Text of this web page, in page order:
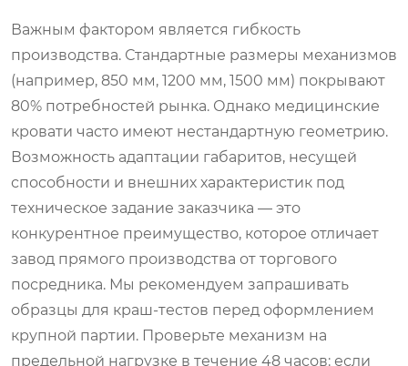
Важным фактором является гибкость
производства. Стандартные размеры механизмов
(например, 850 мм, 1200 мм, 1500 мм) покрывают
80% потребностей рынка. Однако медицинские
кровати часто имеют нестандартную геометрию.
Возможность адаптации габаритов, несущей
способности и внешних характеристик под
техническое задание заказчика — это
конкурентное преимущество, которое отличает
завод прямого производства от торгового
посредника. Мы рекомендуем запрашивать
образцы для краш-тестов перед оформлением
крупной партии. Проверьте механизм на
предельной нагрузке в течение 48 часов: если